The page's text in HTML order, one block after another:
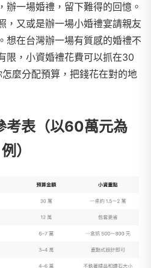
辦一場婚禮，留下難得的回憶。
，又或是辦一場小婚禮宴請親友
想在台灣辦一場有質感的婚禮不
限，小資婚禮花費可以抓在30
麼分配預算，把錢花在對的地
考表（以60萬元為
例）